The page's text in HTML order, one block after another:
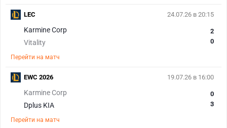
24.07.26 в 20:15
Karmine Corp
Vitality
2
0
Перейти на матч
LEC
19.07.26 в 16:00
Karmine Corp
Dplus KIA
0
3
Перейти на матч
EWC 2026